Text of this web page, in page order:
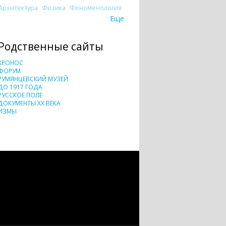
Физика Феноменология
Еще
сайты
МУЗЕЙ
1917 ГОДА
ПОЛЕ
XX ВЕКА